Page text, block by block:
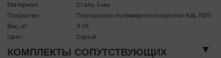
Материал:
Сталь 5 мм
Покрытие:
Порошково-полимерное покрытие RAL7035
Вес, кг:
9.39
Цвет:
Серый
КОМПЛЕКТЫ СОПУТСТВУЮЩИХ
▼